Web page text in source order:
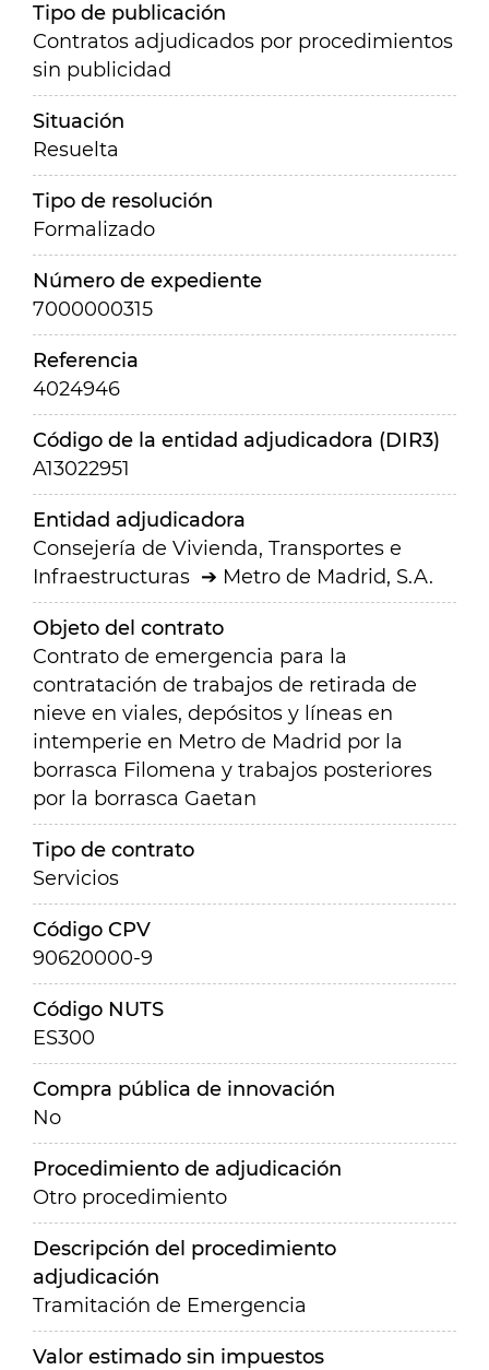
Tipo de publicación
Contratos adjudicados por procedimientos
sin publicidad
Situación
Resuelta
Tipo de resolución
Formalizado
Número de expediente
7000000315
Referencia
4024946
Código de la entidad adjudicadora (DIR3)
A13022951
Entidad adjudicadora
Consejería de Vivienda, Transportes e
Infraestructuras
Metro de Madrid, S.A.
Objeto del contrato
Contrato de emergencia para la
contratación de trabajos de retirada de
nieve en viales, depósitos y líneas en
intemperie en Metro de Madrid por la
borrasca Filomena y trabajos posteriores
por la borrasca Gaetan
Tipo de contrato
Servicios
Código CPV
90620000-9
Código NUTS
ES300
Compra pública de innovación
No
Procedimiento de adjudicación
Otro procedimiento
Descripción del procedimiento
adjudicación
Tramitación de Emergencia
Valor estimado sin impuestos